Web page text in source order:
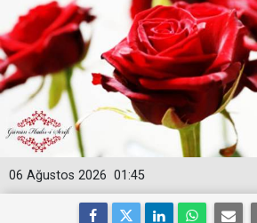
01:45
06 Ağustos 2026